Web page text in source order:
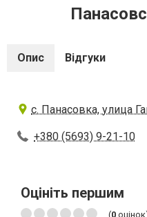
Опис Відгуки
с. Панасовка, улица
+380 (5693) 9-21-10
Оцініть першим
(0